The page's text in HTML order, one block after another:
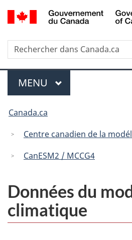
au
à
sujet
du
à
Recherche
Rechercher
dans
Canada.ca
Menu
MENU PRINCIPAL
êtes
ici
Canada.ca
Centre canadien de la
CanESM2 / MCCG4
Données du
climatique